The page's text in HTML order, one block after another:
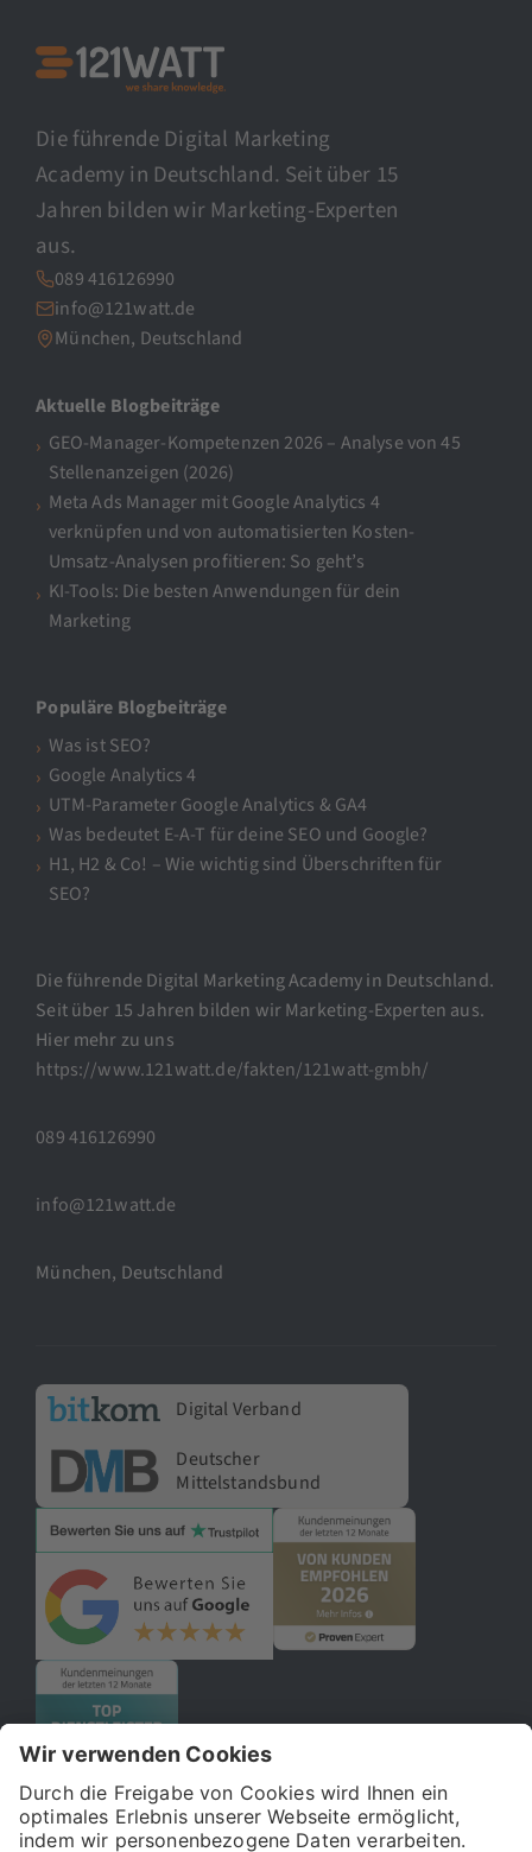
Die führende Digital Marketing
Academy in Deutschland. Seit über 15
Jahren bilden wir Marketing-Experten
aus.
089 416126990
info@121watt.de
München, Deutschland
Aktuelle Blogbeiträge
GEO-Manager-Kompetenzen 2026 – Analyse von 45
Stellenanzeigen (2026)
Meta Ads Manager mit Google Analytics 4
verknüpfen und von automatisierten Kosten-
Umsatz-Analysen profitieren: So geht’s
KI-Tools: Die besten Anwendungen für dein
Marketing
Populäre Blogbeiträge
Was ist SEO?
Google Analytics 4
UTM-Parameter Google Analytics & GA4
Was bedeutet E-A-T für deine SEO und Google?
H1, H2 & Co! – Wie wichtig sind Überschriften für
SEO?
Die führende Digital Marketing Academy in Deutschland.
Seit über 15 Jahren bilden wir Marketing-Experten aus.
Hier mehr zu uns
https://www.121watt.de/fakten/121watt-gmbh/
089 416126990
info@121watt.de
München, Deutschland
Digital Verband
Deutscher
Mittelstandsbund